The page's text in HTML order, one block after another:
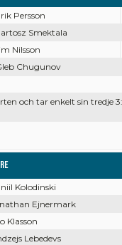
Persson
Smektala
Nilsson
Chugunov
och tar enkelt sin tredje
Kolodinski
Ejnermark
Klasson
Lebedevs